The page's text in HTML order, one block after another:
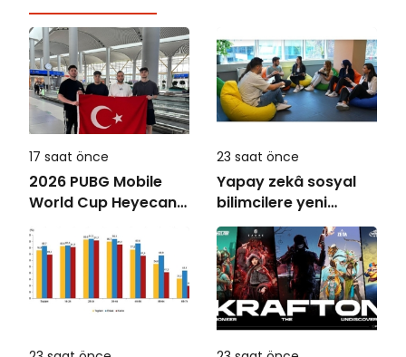
17 saat önce
2026 PUBG Mobile
World Cup Heyecanı
Paris’te Başlıyor
23 saat önce
Yapay zekâ sosyal
bilimcilere yeni
kariyer kapıları
açıyor!